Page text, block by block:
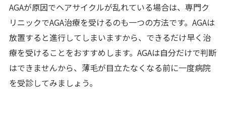
AGAが原因でヘアサイクルが乱れている場合は、専門ク
リニックでAGA治療を受けるのも一つの方法です。AGAは
放置すると進行してしまいますから、できるだけ早く治
療を受けることをおすすめします。AGAは自分だけで判断
はできませんから、薄毛が目立たなくなる前に一度病院
を受診してみましょう。